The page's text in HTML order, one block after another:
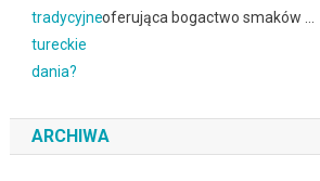
oferująca bogactwo smaków …
ARCHIWA